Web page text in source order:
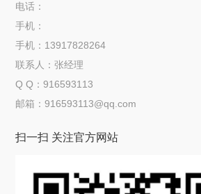
电话：
手机：
手机：13917828264
联系人：张经理
Q Q：916593113
邮箱：916593113@qq.com
扫一扫 关注官方网站